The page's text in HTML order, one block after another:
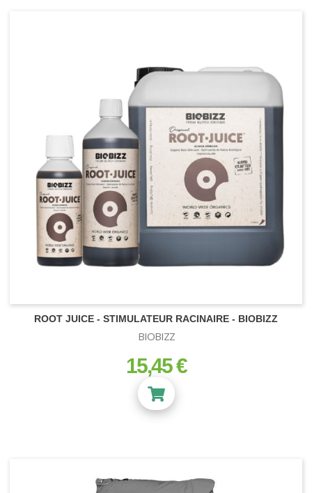
ROOT JUICE - STIMULATEUR RACINAIRE - BIOBIZZ
BIOBIZZ
prix
15,45 €